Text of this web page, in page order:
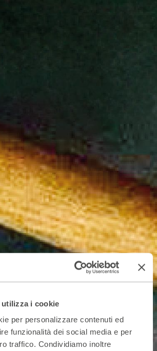
i cookie
per personalizzare contenuti ed
funzionalità dei social media e per
traffico. Condividiamo inoltre